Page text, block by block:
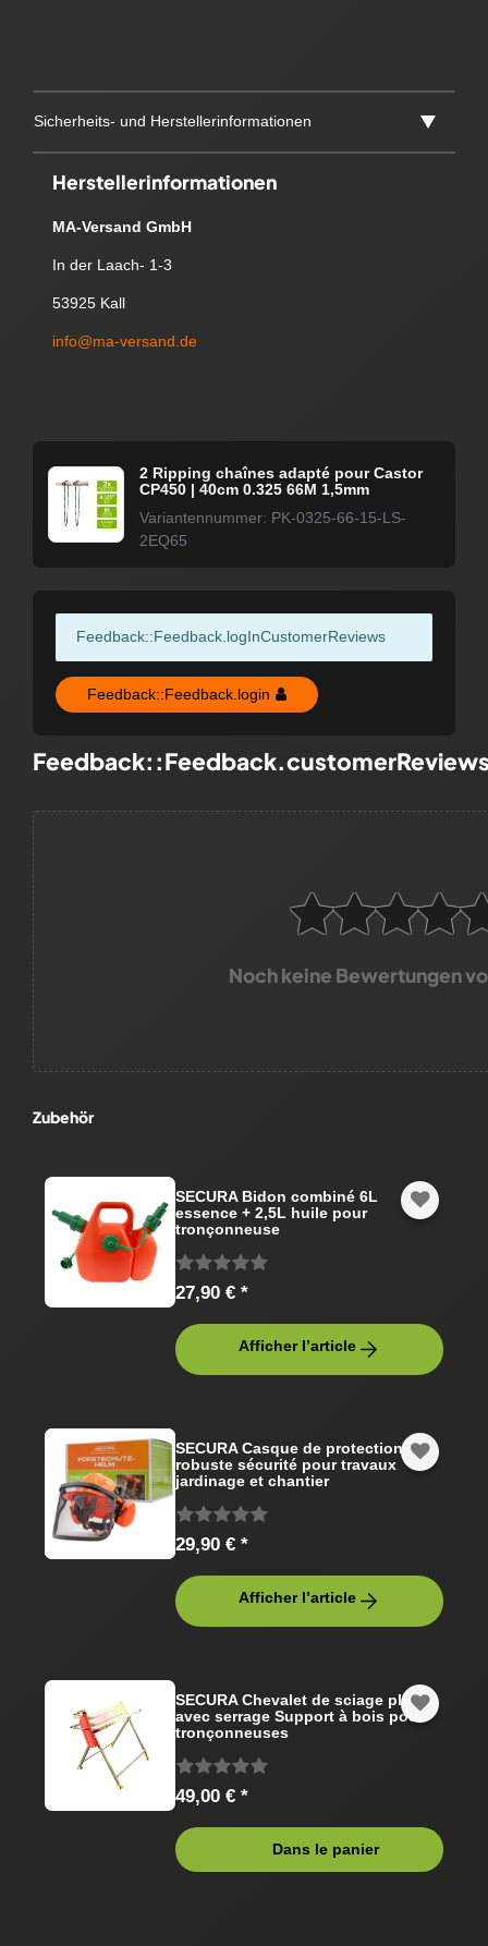
Sicherheits- und Herstellerinformationen
Herstellerinformationen
MA-Versand GmbH
In der Laach- 1-3
53925 Kall
info@ma-versand.de
2 Ripping chaînes adapté pour Castor
CP450 | 40cm 0.325 66M 1,5mm
Variantennummer: PK-0325-66-15-LS-
2EQ65
Feedback::Feedback.logInCustomerReviews
Feedback::Feedback.login
Noch keine Bewertungen
Zubehör
SECURA Bidon combiné 6L
essence + 2,5L huile pour
tronçonneuse
27,90 € *
Afficher l’article
SECURA Casque de protection
robuste sécurité pour travaux
jardinage et chantier
29,90 € *
Afficher l’article
SECURA Chevalet de sciage pliable
avec serrage Support à bois pour
tronçonneuses
49,00 € *
Dans le panier